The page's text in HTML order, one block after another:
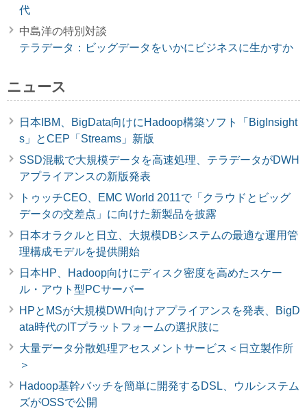
代
中島洋の特別対談
テラデータ：ビッグデータをいかにビジネスに生かすか
ニュース
日本IBM、BigData向けにHadoop構築ソフト「BigInsight
s」とCEP「Streams」新版
SSD混載で大規模データを高速処理、テラデータがDWH
アプライアンスの新版発表
トゥッチCEO、EMC World 2011で「クラウドとビッグ
データの交差点」に向けた新製品を披露
日本オラクルと日立、大規模DBシステムの最適な運用管
理構成モデルを提供開始
日本HP、Hadoop向けにディスク密度を高めたスケー
ル・アウト型PCサーバー
HPとMSが大規模DWH向けアプライアンスを発表、BigD
ata時代のITプラットフォームの選択肢に
大量データ分散処理アセスメントサービス＜日立製作所
＞
Hadoop基幹バッチを簡単に開発するDSL、ウルシステム
ズがOSSで公開